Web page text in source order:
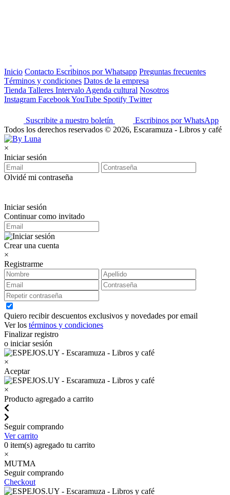
Inicio Contacto Escribinos por Whatsapp Preguntas frecuentes
Términos y condiciones Datos de la empresa
Tienda Talleres Intervalo Agenda cultural Nosotros
Instagram FacebookYouTube Spotify Twitter
Suscribite a nuestro boletín
Escribinos por WhatsApp
Todos los derechos reservados © 2026, Escaramuza - Libros y café
×
Iniciar sesión
Olvidé mi contraseña
Iniciar sesión
Continuar como invitado
Crear una cuenta
×
Registrarme
Quiero recibir descuentos exclusivos y novedades por email
Ver los términos y condiciones
Finalizar registro
o iniciar sesión
×
Aceptar
×
Producto agregado a carrito
Seguir comprando
Ver carrito
0 item(s) agregado tu carrito
×
MUTMA
Seguir comprando
Checkout